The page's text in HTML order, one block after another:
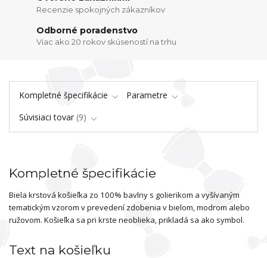
Recenzie spokojných zákazníkov
Odborné poradenstvo
Viac ako 20 rokov skúseností na trhu
Kompletné špecifikácie
Parametre
Súvisiaci tovar 9
Kompletné špecifikácie
Biela krstová košieľka zo 100% bavlny s golierikom a vyšívaným
tematickým vzorom v prevedení zdobenia v bielom, modrom alebo
ružovom. Košieľka sa pri krste neoblieka, prikladá sa ako symbol.
Text na košieľku